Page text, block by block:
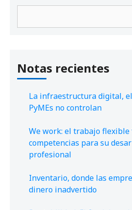
Notas recientes
La infraestructura digital,
PyMEs no controlan
We work: el trabajo
competencias para su
profesional
Inventario, donde las
dinero inadvertido